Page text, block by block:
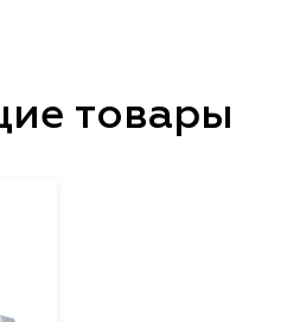
товары